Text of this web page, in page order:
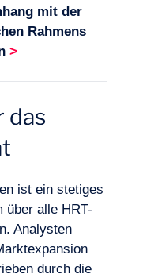
mit der
Rahmens
>
das
ist ein stetiges
über alle HRT-
Analysten
durch die